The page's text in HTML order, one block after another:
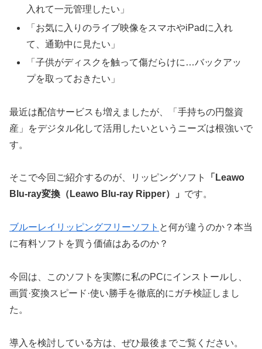
入れて一元管理したい」
「お気に入りのライブ映像をスマホやiPadに入れ
て、通勤中に見たい」
「子供がディスクを触って傷だらけに…バックアッ
プを取っておきたい」
最近は配信サービスも増えましたが、「手持ちの円盤資
産」をデジタル化して活用したいというニーズは根強いで
す。
そこで今回ご紹介するのが、リッピングソフト 「 Leawo
Blu-ray変換（ Leawo Blu-ray Ripper）」 です。
ブルーレイリッピングフリーソフト と何が違うのか？本当
に有料ソフトを買う価値はあるのか？
今回は、このソフトを実際に私のPCにインストールし、
画質·変換スピード·使い勝手を徹底的にガチ検証しまし
た。
導入を検討している方は、ぜひ最後までご覧ください。